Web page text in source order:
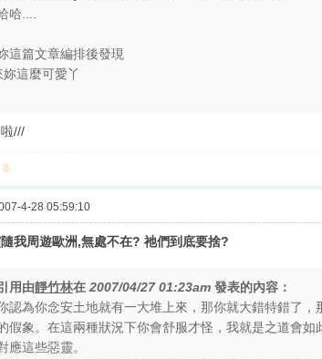
哈....
這篇文章編排後發現
妳這麼可愛丫
///
4-28 05:59:10
我周遊歐洲,無處不在? 祂們到底要捨?
用由靜竹林在 2007/04/27 01:23am 發表的內容：
認為你念安土地就有一大堆上來，那你就大錯特錯了
假象。在這兩種狀況下你會舒服才怪，我就是之道會
應這些惡靈。